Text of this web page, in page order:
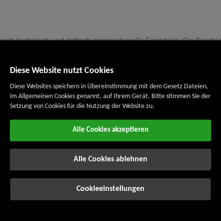
technisch und optisch anspruchsvolle Formteile. Die
und Rücklichter, Reflektoren, Satellitenschüsseln.
aus Kunststoff, Formteile mit reflektierender Schicht.
über 8 Förderbänder.
Diese Website nutzt Cookies
Diese Websites speichern in Übereinstimmung mit dem Gesetz Dateien,
im Allgemeinen Cookies genannt, auf Ihrem Gerät. Bitte stimmen Sie der
Setzung von Cookies für die Nutzung der Website zu.
Alle Cookies akzeptieren
Alle Cookies ablehnen
Cookieeinstellungen